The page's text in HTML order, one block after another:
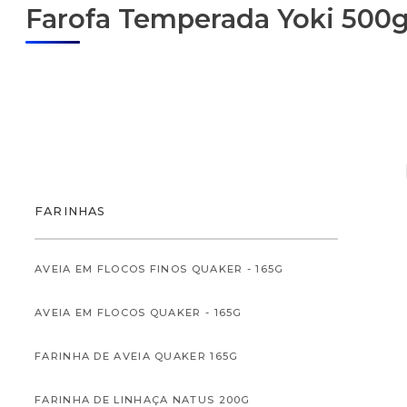
Farofa Temperada Yoki
FARINHAS
AVEIA EM FLOCOS FINOS QUAKER - 165G
AVEIA EM FLOCOS QUAKER - 165G
FARINHA DE AVEIA QUAKER 165G
FARINHA DE LINHAÇA NATUS 200G